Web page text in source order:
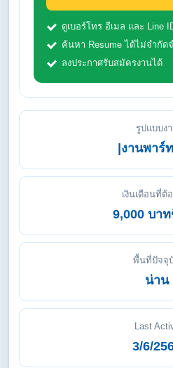
ดูเบอร์โทร อีเมล และ Line
ค้นหา Resume ได้ไม่จำกัด
ลงประกาศรับสมัครงานได้
รูปแบบง
|งานพาร์
เงินเดือนที่ต้
9,000 บา
พื้นที่ปัจจุ
น่าน
Last
3/6/